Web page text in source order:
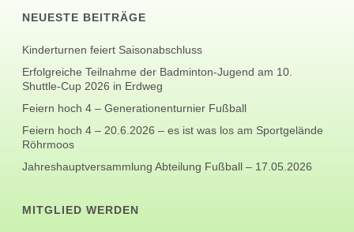
NEUESTE BEITRÄGE
Kinderturnen feiert Saisonabschluss
Erfolgreiche Teilnahme der Badminton-Jugend am 10.
Shuttle-Cup 2026 in Erdweg
Feiern hoch 4 – Generationenturnier Fußball
Feiern hoch 4 – 20.6.2026 – es ist was los am Sportgelände
Röhrmoos
Jahreshauptversammlung Abteilung Fußball – 17.05.2026
MITGLIED WERDEN